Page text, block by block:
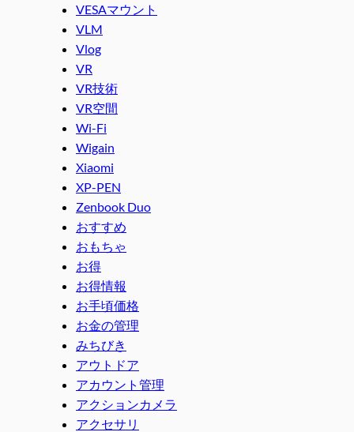
VESAマウント
VLM
Vlog
VR
VR技術
VR空間
Wi-Fi
Wigain
Xiaomi
XP-PEN
Zenbook Duo
おすすめ
おもちゃ
お得
お得情報
お手頃価格
お金の管理
みちびき
アウトドア
アカウント管理
アクションカメラ
アクセサリ